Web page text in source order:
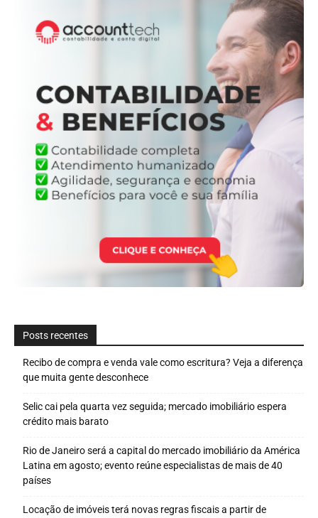
Posts recentes
Recibo de compra e venda vale como escritura? Veja a diferença
que muita gente desconhece
Selic cai pela quarta vez seguida; mercado imobiliário espera
crédito mais barato
Rio de Janeiro será a capital do mercado imobiliário da América
Latina em agosto; evento reúne especialistas de mais de 40
países
Locação de imóveis terá novas regras fiscais a partir de